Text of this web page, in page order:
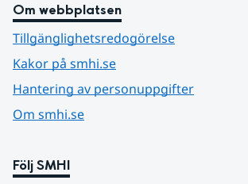
Om webbplatsen
Tillgänglighetsredogörelse
Kakor på smhi.se
Hantering av personuppgifter
Om smhi.se
Följ SMHI